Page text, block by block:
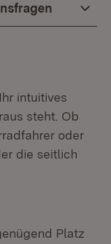
intuitives
steht. Ob
oder
die seitlich
Platz